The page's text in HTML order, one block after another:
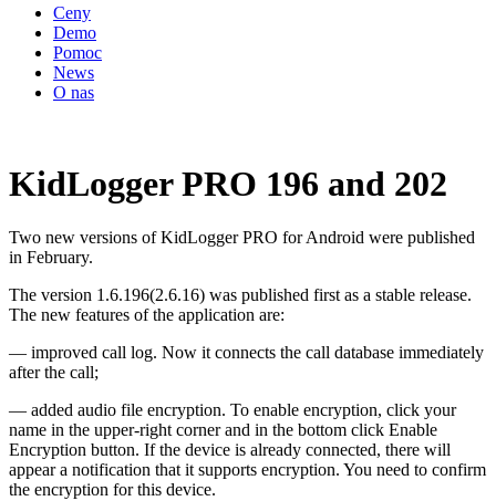
Ceny
Demo
Pomoc
News
O nas
KidLogger PRO 196 and 202
Two new versions of KidLogger PRO for Android were published
in February.
The version 1.6.196(2.6.16) was published first as a stable release.
The new features of the application are:
— improved call log. Now it connects the call database immediately
after the call;
— added audio file encryption. To enable encryption, click your
name in the upper-right corner and in the bottom click Enable
Encryption button. If the device is already connected, there will
appear a notification that it supports encryption. You need to confirm
the encryption for this device.